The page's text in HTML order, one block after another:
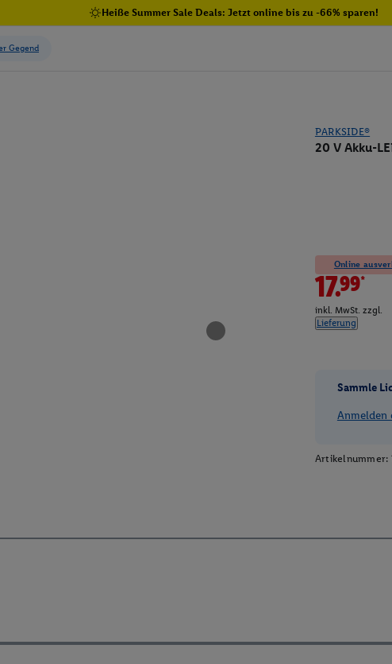
Heiße Summer Sale Deals: Jetzt online bis zu -66% sparen!
PARKSIDE®
20 V Akku-
Online
17.99*
inkl. MwSt. zzgl.
Lieferung
Sammle
Anmelden
Artikelnummer: